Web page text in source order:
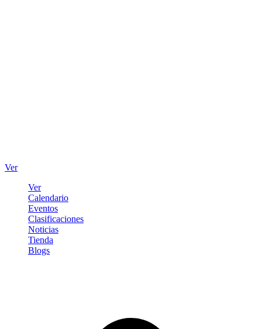
Ver
Ver
Calendario
Eventos
Clasificaciones
Noticias
Tienda
Blogs